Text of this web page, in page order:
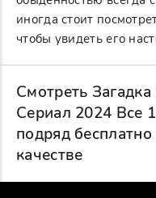
иногда стоит
чтобы увидеть его
Смотреть
Сериал 2024 Все
подряд
качестве